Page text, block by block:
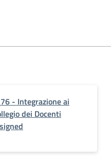
- Integrazione ai
dei Docenti